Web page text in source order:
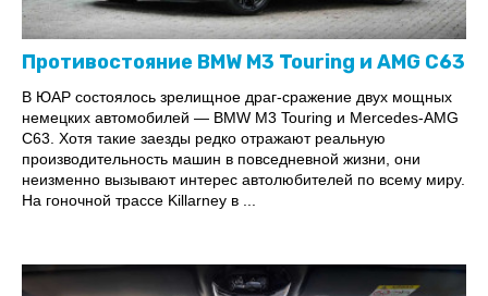
Противостояние BMW M3 Touring и AMG C63
В ЮАР состоялось зрелищное драг-сражение двух мощных
немецких автомобилей — BMW M3 Touring и Mercedes-AMG
C63. Хотя такие заезды редко отражают реальную
производительность машин в повседневной жизни, они
неизменно вызывают интерес автолюбителей по всему миру.
На гоночной трассе Killarney в ...